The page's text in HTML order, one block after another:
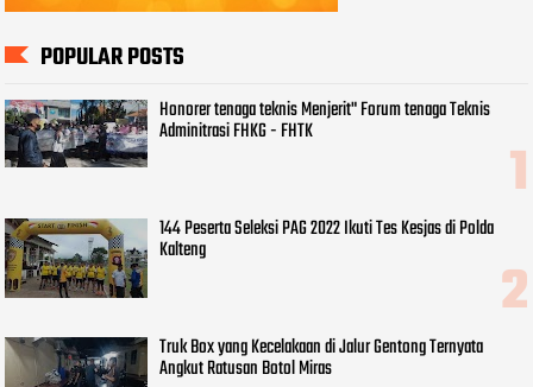
POPULAR POSTS
Honorer tenaga teknis Menjerit" Forum tenaga Teknis
Adminitrasi FHKG - FHTK
144 Peserta Seleksi PAG 2022 Ikuti Tes Kesjas di Polda
Kalteng
Truk Box yang Kecelakaan di Jalur Gentong Ternyata
Angkut Ratusan Botol Miras